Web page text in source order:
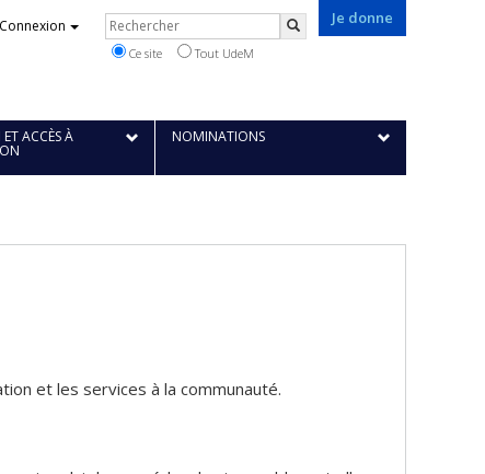
Je donne
Connexion Rechercher
Ce site Tout UdeM
ACCÈS À NOMINATIONS
et les services à la communauté.